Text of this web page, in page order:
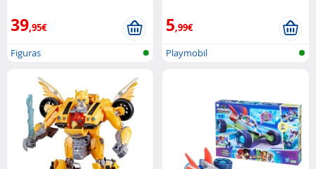
39,95€
Figuras
5,99€
Playmobil